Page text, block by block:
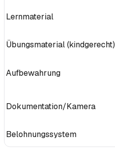
Lernmaterial
Übungsmaterial (kindgerecht)
Aufbewahrung
Dokumentation/Kamera
Belohnungssystem